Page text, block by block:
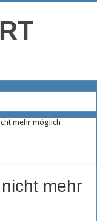
Palmberg Schwerin
mehr möglich
mehr